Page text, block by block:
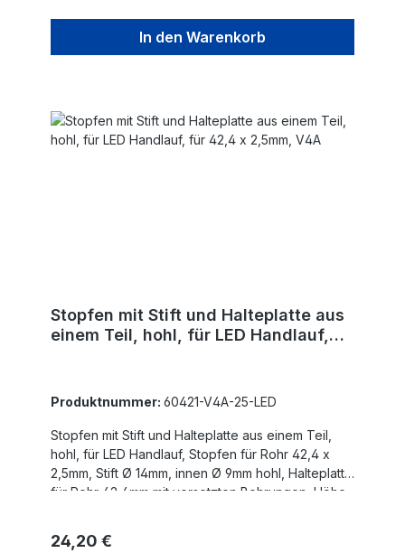
In den Warenkorb
Stopfen mit Stift und Halteplatte aus
einem Teil, hohl, für LED Handlauf,
Produktnummer: 60421-V4A-25-LED
Stopfen mit Stift und Halteplatte aus einem Teil,
hohl, für LED Handlauf, Stopfen für Rohr 42,4 x
2,5mm, Stift Ø 14mm, innen Ø 9mm hohl, Halteplatte
für Rohr 42,4mm mit versetzten Bohrungen, Höhe
Regulärer Preis:
24,20 €